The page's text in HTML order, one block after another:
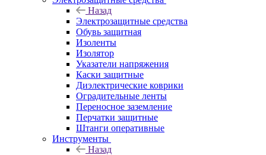
Назад
Электрозащитные средства
Обувь защитная
Изоленты
Изолятор
Указатели напряжения
Каски защитные
Диэлектрические коврики
Оградительные ленты
Переносное заземление
Перчатки защитные
Штанги оперативные
Инструменты
Назад